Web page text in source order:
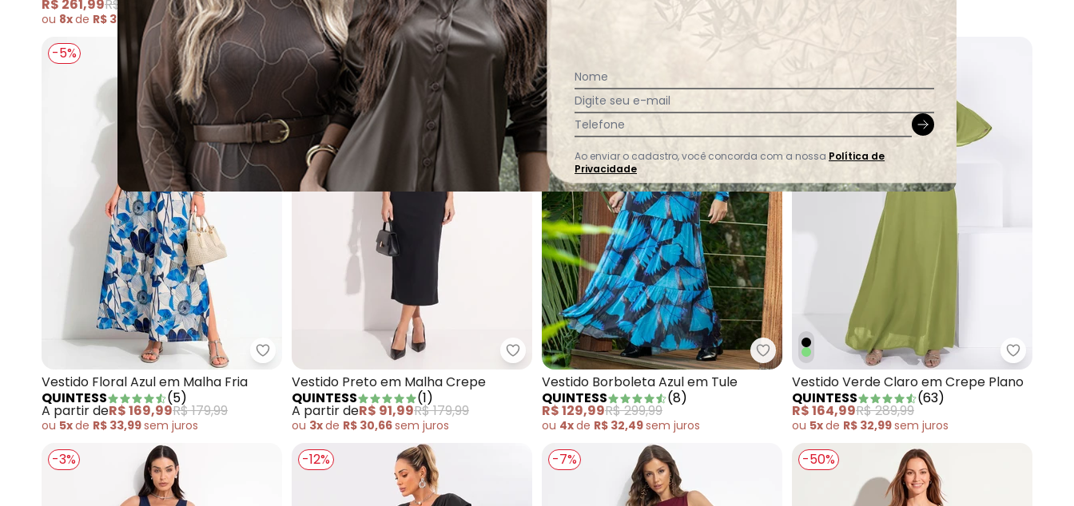
R$ 261,99R$ 279,99
ou 8xde R$ 32,74 semjuros
A partir de R$ 130,99R$ 139,99
ou4xdeR$ 32,74semjuros
A partir de R$ 160,99R$ 189,99
ou sem juros
A partir de R$ 219,99
-5%
Quintess - Vestido Floral Azul em Malha Fria
Vestido Floral Azul em Malha Fria
QUINTESS
(5)
A partir deR$ 169,99R$ 179,99
ou 5xde R$ 33,99sem juros
-48%
Quintess - Vestido Preto em Malha Crepe
Vestido Preto em Malha Crepe
QUINTESS
(1)
A partir deR$ 91,99R$ 179,99
ou 3xde R$ 30,66sem juros
Quintess - Vestido Borboleta Azul em Tule
Vestido Borboleta Azul em Tule
QUINTESS
(8)
R$ 129,99R$ 299,99
ou 4xde R$ 32,49sem juros
-43%
Quintess
Vestido Verde Claro em Crepe Plano
QUINTESS
(63)
R$ 164,99R$ 289,99
ou 5xde R$ 32,99sem juros
-3% -12% -7% -50%
Nome
Digite seu e-mail
Telefone
Ao enviar o cadastro, você concorda com a nossa Política de
Privacidade